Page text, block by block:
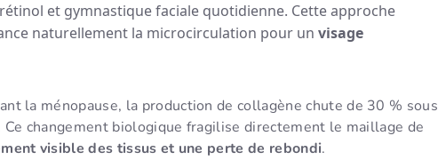
et gymnastique faciale quotidienne. Cette approche
naturellement la microcirculation pour un visage
la ménopause, la production de collagène chute de 30 % sous
changement biologique fragilise directement le maillage de
visible des tissus et une perte de rebondi.